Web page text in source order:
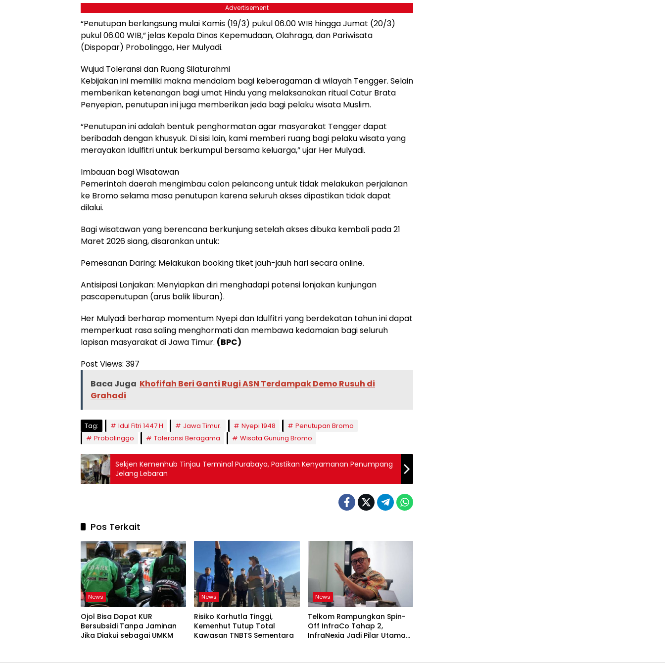
Advertisement
“Penutupan berlangsung mulai Kamis (19/3) pukul 06.00 WIB hingga Jumat (20/3)
pukul 06.00 WIB,” jelas Kepala Dinas Kepemudaan, Olahraga, dan Pariwisata
(Dispopar) Probolinggo, Her Mulyadi.
Wujud Toleransi dan Ruang Silaturahmi
Kebijakan ini memiliki makna mendalam bagi keberagaman di wilayah Tengger. Selain
memberikan ketenangan bagi umat Hindu yang melaksanakan ritual Catur Brata
Penyepian, penutupan ini juga memberikan jeda bagi pelaku wisata Muslim.
“Penutupan ini adalah bentuk penghormatan agar masyarakat Tengger dapat
beribadah dengan khusyuk. Di sisi lain, kami memberi ruang bagi pelaku wisata yang
merayakan Idulfitri untuk berkumpul bersama keluarga,” ujar Her Mulyadi.
Imbauan bagi Wisatawan
Pemerintah daerah mengimbau calon pelancong untuk tidak melakukan perjalanan
ke Bromo selama masa penutupan karena seluruh akses dipastikan tidak dapat
dilalui.
Bagi wisatawan yang berencana berkunjung setelah akses dibuka kembali pada 21
Maret 2026 siang, disarankan untuk:
Pemesanan Daring: Melakukan booking tiket jauh-jauh hari secara online.
Antisipasi Lonjakan: Menyiapkan diri menghadapi potensi lonjakan kunjungan
pascapenutupan (arus balik liburan).
Her Mulyadi berharap momentum Nyepi dan Idulfitri yang berdekatan tahun ini dapat
memperkuat rasa saling menghormati dan membawa kedamaian bagi seluruh
lapisan masyarakat di Jawa Timur. (BPC)
Post Views: 397
Baca Juga Khofifah Beri Ganti Rugi ASN Terdampak Demo Rusuh di
Grahadi
Tag: Idul Fitri 1447 H Jawa Timur. Nyepi 1948
Penutupan Bromo
Probolinggo
Toleransi Beragama Wisata Gunung Bromo
Sekjen Kemenhub Tinjau Terminal Purabaya, Pastikan Kenyamanan Penumpang
Jelang Lebaran
Pos Terkait
News
Ojol Bisa Dapat KUR
Bersubsidi Tanpa Jaminan
Jika Diakui sebagai UMKM
News
Risiko Karhutla Tinggi,
Kemenhut Tutup Total
Kawasan TNBTS Sementara
News
Telkom Rampungkan Spin-
Off InfraCo Tahap 2,
InfraNexia Jadi Pilar Utama